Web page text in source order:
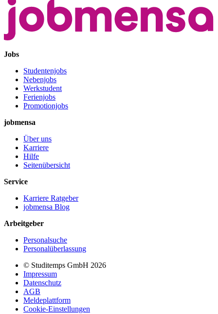
Jobs
Studentenjobs
Nebenjobs
Werkstudent
Ferienjobs
Promotionjobs
jobmensa
Über uns
Karriere
Hilfe
Seitenübersicht
Service
Karriere Ratgeber
jobmensa Blog
Arbeitgeber
Personalsuche
Personalüberlassung
© Studitemps GmbH 2026
Impressum
Datenschutz
AGB
Meldeplattform
Cookie-Einstellungen